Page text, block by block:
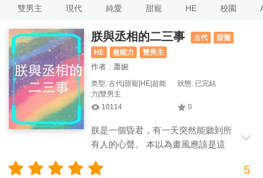
雙男主 現代 純愛 甜寵 HE 校園
朕與丞相的二三事 古代
甜寵
HE
超能力
雙男主
作者 : 蕭婉
类型: 古代|甜寵|HE|超能
力|雙男主
狀態: 已完結
10114 0
朕是一個昏君，有一天突然能聽到所
有人的心聲。 本以為畫風應該是這
得不一樣？ 那個朕以為要滅了朕好自己上位的丞相，心里卻說
5